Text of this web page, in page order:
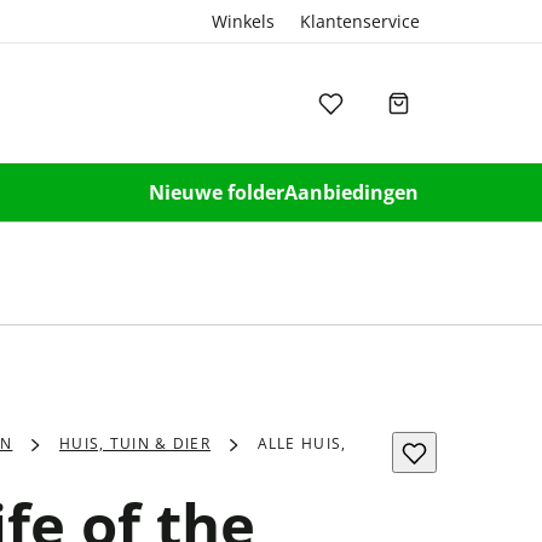
Winkels Klantenservice
Nieuwe folderAanbiedingen
HUIS, TUIN & DIER ALLE HUIS,
of the